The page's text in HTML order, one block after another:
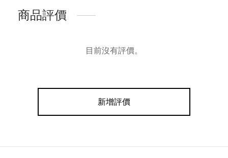
商品評價
目前沒有評價。
新增評價